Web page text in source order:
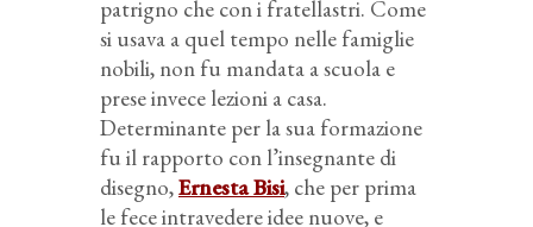
patrigno che con i fratellastri. Come
si usava a quel tempo nelle famiglie
nobili, non fu mandata a scuola e
prese invece lezioni a casa.
Determinante per la sua formazione
fu il rapporto con l’insegnante di
disegno,Ernesta Bisi, che per prima
le fece intravedere idee nuove, e